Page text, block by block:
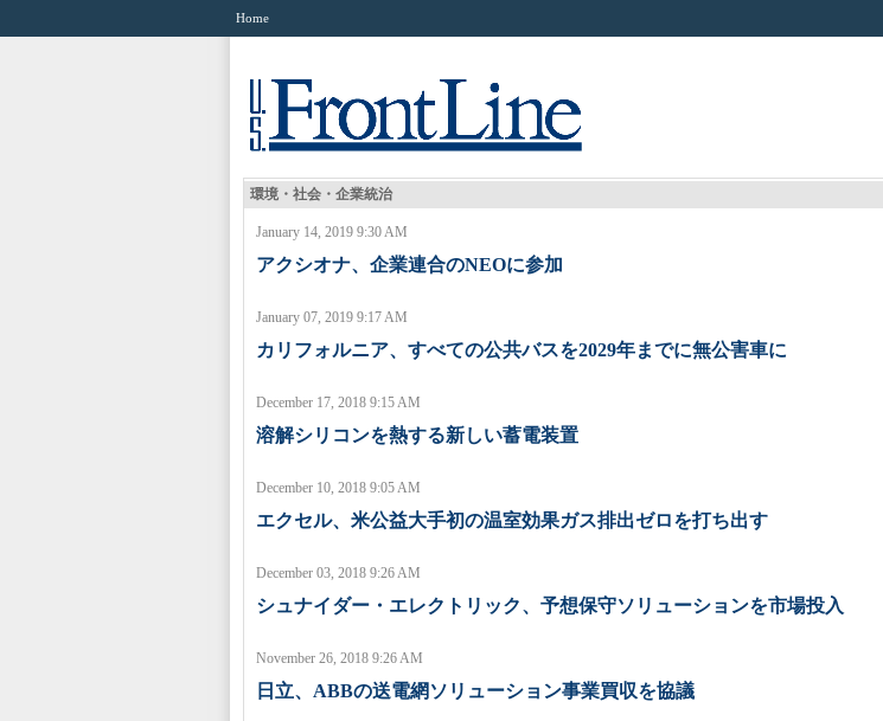
Home
環境・社会・企業統治
January 14, 2019 9:30 AM
アクシオナ、企業連合のNEOに参加
January 07, 2019 9:17 AM
カリフォルニア、すべての公共バスを2029年までに無公害車に
December 17, 2018 9:15 AM
溶解シリコンを熱する新しい蓄電装置
December 10, 2018 9:05 AM
エクセル、米公益大手初の温室効果ガス排出ゼロを打ち出す
December 03, 2018 9:26 AM
シュナイダー・エレクトリック、予想保守ソリューションを市場投入
November 26, 2018 9:26 AM
日立、ABBの送電網ソリューション事業買収を協議